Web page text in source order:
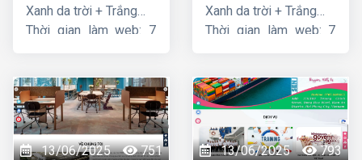
Xanh da trời + Trắng
Thời gian làm web: 7
Xanh da trời + Trắng
Thời gian làm web: 7
13/06/2025 751 13/06/2025 793